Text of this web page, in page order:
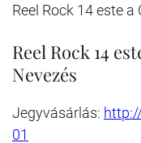
Reel Rock 14 este
Reel Rock 14
Nevezés
Jegyvásárlás:
01